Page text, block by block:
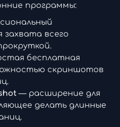
программы:
всего
бесплатная
скриншотов
— расширение для
делать длинные